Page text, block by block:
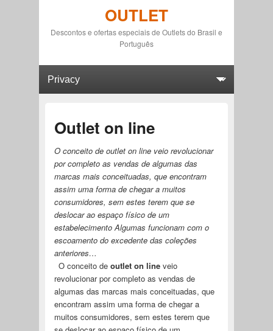
OUTLET
Descontos e ofertas especiais de Outlets do Brasil e
Português
Outlet on line
O conceito de outlet on line veio revolucionar
por completo as vendas de algumas das
marcas mais conceituadas, que encontram
assim uma forma de chegar a muitos
consumidores, sem estes terem que se
deslocar ao espaço físico de um
estabelecimento Algumas funcionam com o
escoamento do excedente das coleções
anteriores…
O conceito de outlet on lineveio
revolucionar por completo as vendas de
algumas das marcas mais conceituadas, que
encontram assim uma forma de chegar a
muitos consumidores, sem estes terem que